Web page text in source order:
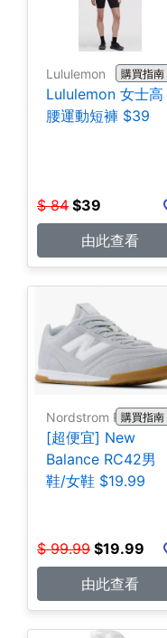
Lululemon 購買指南
Lululemon 女士高
腰運動短褲 $39
$ 84 $39
由此查看
Nordstrom Rack購買指南
[超便宜] New
Balance RC42男
鞋/女鞋 $19.99
$ 99.99 $19.99
由此查看